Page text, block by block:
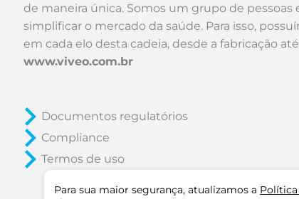
Para sua maior segurança, atualizamos a
de maneira única. Somos um grupo de pessoas
simplificar o mercado da saúde. Para isso,
em cada elo desta cadeia, desde a fabricação
www.viveo.com.br
Documentos regulatórios
Compliance
Termos de uso